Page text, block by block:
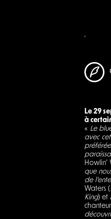
Le 29
à
« Le
avec
Howlin’
que
de
Waters (
King) et